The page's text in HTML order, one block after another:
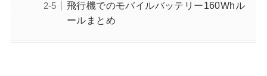
飛行機でのモバイルバッテリー160Whル
ールまとめ